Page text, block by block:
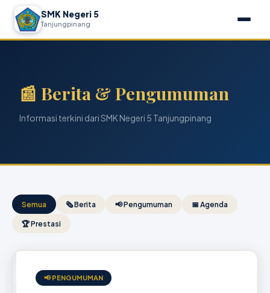
SMK Negeri 5
Tanjungpinang
📰 Berita & Pengumuman
Informasi terkini dari SMK Negeri 5 Tanjungpinang
Semua 🗞 Berita 📢 Pengumuman 📅 Agenda
🏆 Prestasi
📢 PENGUMUMAN